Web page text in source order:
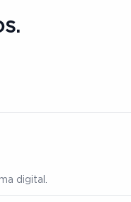
digital.